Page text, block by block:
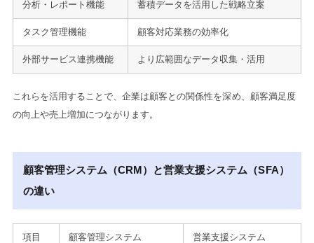
分析・レポート機能 蓄積データを活用した戦略立案
タスク管理機能 顧客対応業務の効率化
外部サービス連携機能 より広範囲なデータ収集・活用
これらを活用することで、企業は顧客との関係性を深め、顧客満足度
の向上や売上増加につながります。
顧客管理システム（CRM）と営業支援システム（SFA）
の違い
項目
顧客管理システム
営業支援システム